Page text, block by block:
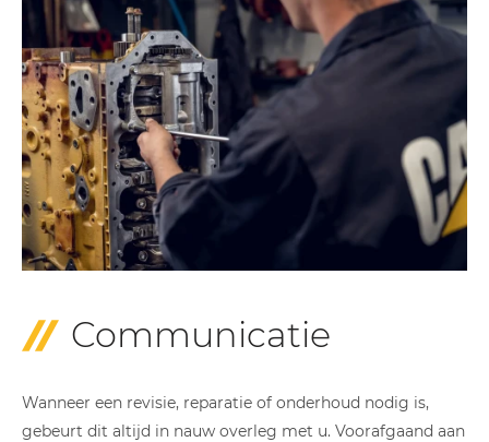
Communicatie
Wanneer een revisie, reparatie of onderhoud nodig is,
gebeurt dit altijd in nauw overleg met u. Voorafgaand aan